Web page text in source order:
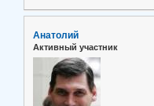
Анатолий
Активный участник